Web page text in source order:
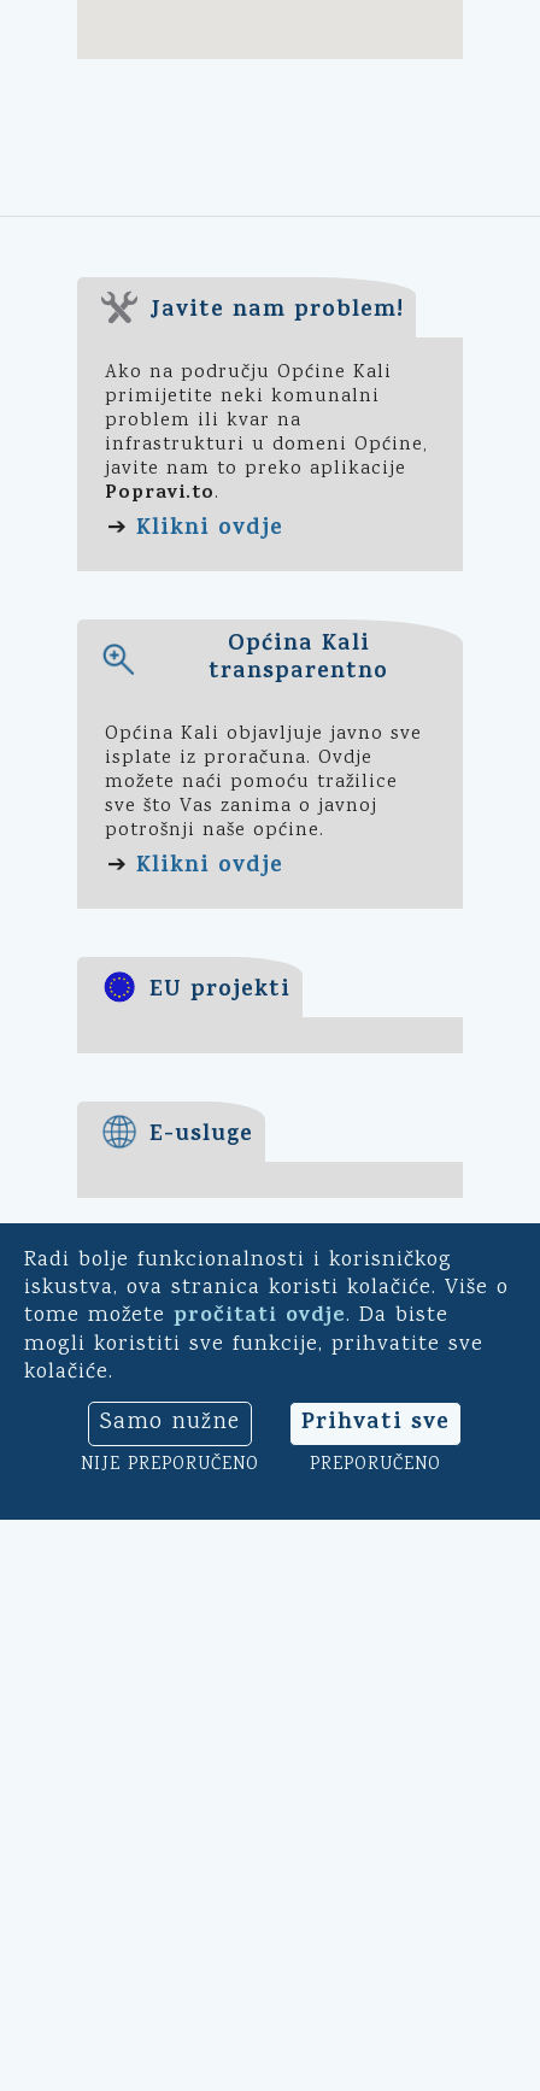
Radi bolje funkcionalnosti i korisničkog
iskustva, ova stranica koristi kolačiće. Više o
tome možete pročitati ovdje. Da biste
mogli koristiti sve funkcije, prihvatite sve
kolačiće.
Samo nužne
NIJE PREPORUČENO
Prihvati sve
PREPORUČENO
Javite nam problem!
Ako na području Općine Kali
primijetite neki komunalni
problem ili kvar na
infrastrukturi u domeni Općine,
javite nam to preko aplikacije
Popravi.to.
➔ Klikni ovdje
Općina Kali
transparentno
Općina Kali objavljuje javno sve
isplate iz proračuna. Ovdje
možete naći pomoću tražilice
sve što Vas zanima o javnoj
potrošnji naše općine.
➔ Klikni ovdje
EU projekti
E-usluge
E-demokracija
Za mještane Općine Kali -
uključite se u ankete o
općinu. Sudjelujte u
savjetodavnim e-referendumima.
Osim toga, na ovoj aplikaciji